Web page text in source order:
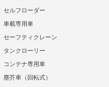
セルフローダー
車載専用車
セーフティクレーン
タンクローリー
コンテナ専用車
塵芥車（回転式）